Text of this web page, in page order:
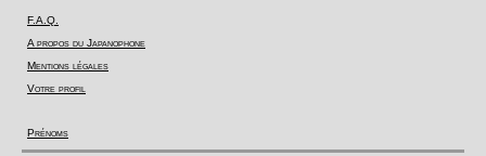
F.A.Q.
A propos du Japanophone
Mentions légales
Votre profil
Prénoms